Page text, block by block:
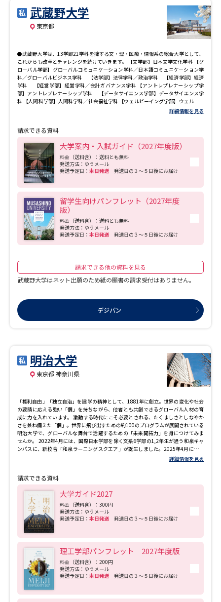
不況に大きく影響されることはなく、ここ近年の就職率は約99％と高く、著名企業
への実就職率は女子大学ではトップクラスです。
武蔵野大学
東京都
●武蔵野大学は、13学部21学科を擁する文・理・医療・情報系の総合大学として、
これからも改革とチャレンジを続けていきます。 【文学部】日本文学文化学科 【グ
ローバル学部】グローバルコミュニケーション学科／日本語コミュニケーション学
科／グローバルビジネス学科 【法学部】法律学科／政治学科 【経済学部】経済
学科 【経営学部】経営学科／会計ガバナンス学科 【アントレプレナーシップ学
部】アントレプレナーシップ学科 【データサイエンス学部】データサイエンス学
科 【人間科学部】人間科学科／社会福祉学科 【ウェルビーイング学部】ウェルビー
イング学科 【工学部】サステナビリティ学科／数理工学科／建築デザイン学科 【教
詳細情報を見る
請求できる資料
大学案内・入試ガイド（2027年度版）
料金（送料含）：送料とも無料
発送方法：ゆうメール
発送予定日： 本日発送 発送日の３～５日後にお届け
留学生向けパンフレット（2027年度
版）
料金（送料含）：送料とも無料
発送方法：ゆうメール
発送予定日： 本日発送 発送日の３～５日後にお届け
請求できる他の資料を見る
武蔵野大学はネット出願のため紙の願書の請求受付はありません。
デジパン
明治大学
東京都 神奈川県
「権利自由」「独立自治」を建学の精神として、1881年に創立。世界の変化や社会
の要請に応える強い「個」を持ちながら、他者とも共創できるグローバル人材の育
成に力を入れています。 激動する時代にこそ必要とされる、たくましさとしなやか
さを兼ね備えた「個」。世界に飛び出すための約100のプログラムが展開されている
明治大学で、グローバルな舞台で活躍するための「未来開拓力」を身につけてみま
せんか。 2022年4月には、国際日本学部を除く文系6学部の1,2年生が通う和泉キャ
ンパスに、新校舎「和泉ラーニングスクエア」が誕生しました。2025年4月には、
理工学部及び農学部の学生が通う生田キャンパスに、新校舎「センターフォレス
ト」が誕生しました。 ▼明治大学 公式PV 「キャンパスは世界～Go Forward, Go
詳細情報を見る
請求できる資料
大学ガイド2027
料金（送料含）：300円
発送方法：ゆうメール
発送予定日： 本日発送 発送日の３～５日後にお届け
理工学部パンフレット 2027年度版
料金（送料含）：200円
発送方法：ゆうメール
発送予定日： 本日発送 発送日の３～５日後にお届け